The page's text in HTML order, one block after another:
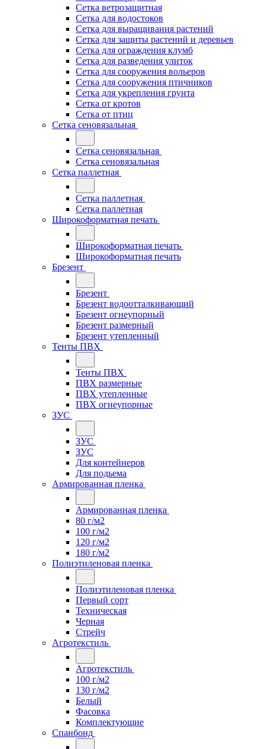
Сетка ветрозащитная
Сетка для водостоков
Сетка для выращивания растений
Сетка для защиты растений и деревьев
Сетка для ограждения клумб
Сетка для разведения улиток
Сетка для сооружения вольеров
Сетка для сооружения птичников
Сетка для укрепления грунта
Сетка от кротов
Сетка от птиц
Сетка сеновязальная
Сетка сеновязальная
Сетка сеновязальная
Сетка паллетная
Сетка паллетная
Сетка паллетная
Широкоформатная печать
Широкоформатная печать
Широкоформатная печать
Брезент
Брезент
Брезент водоотталкивающий
Брезент огнеупорный
Брезент размерный
Брезент утепленный
Тенты ПВХ
Тенты ПВХ
ПВХ размерные
ПВХ утепленные
ПВХ огнеупорные
ЗУС
ЗУС
ЗУС
Для контейнеров
Для подьема
Армированная пленка
Армированная пленка
80 г/м2
100 г/м2
120 г/м2
180 г/м2
Полиэтиленовая пленка
Полиэтиленовая пленка
Первый сорт
Техническая
Черная
Стрейч
Агротекстиль
Агротекстиль
100 г/м2
130 г/м2
Белый
Фасовка
Комплектующие
Спанбонд